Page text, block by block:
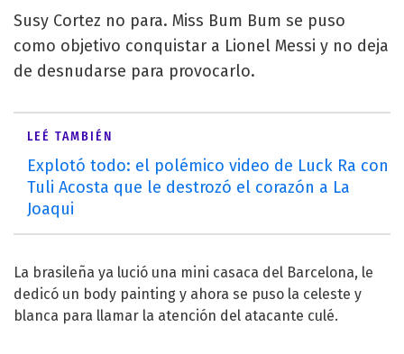
Susy Cortez no para. Miss Bum Bum se puso
como objetivo conquistar a Lionel Messi y no deja
de desnudarse para provocarlo.
LEÉ TAMBIÉN
Explotó todo: el polémico video de Luck Ra con
Tuli Acosta que le destrozó el corazón a La
Joaqui
La brasileña ya lució una mini casaca del Barcelona, le
dedicó un body painting y ahora se puso la celeste y
blanca para llamar la atención del atacante culé.